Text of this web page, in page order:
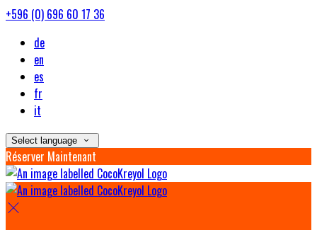
+596 (0) 696 60 17 36
de
en
es
fr
it
Select language
Réserver Maintenant